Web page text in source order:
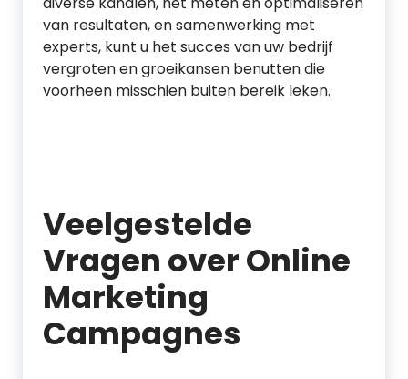
van resultaten, en samenwerking met
experts, kunt u het succes van uw bedrijf
vergroten en groeikansen benutten die
voorheen misschien buiten bereik leken.
Veelgestelde
Vragen over Online
Marketing
Campagnes